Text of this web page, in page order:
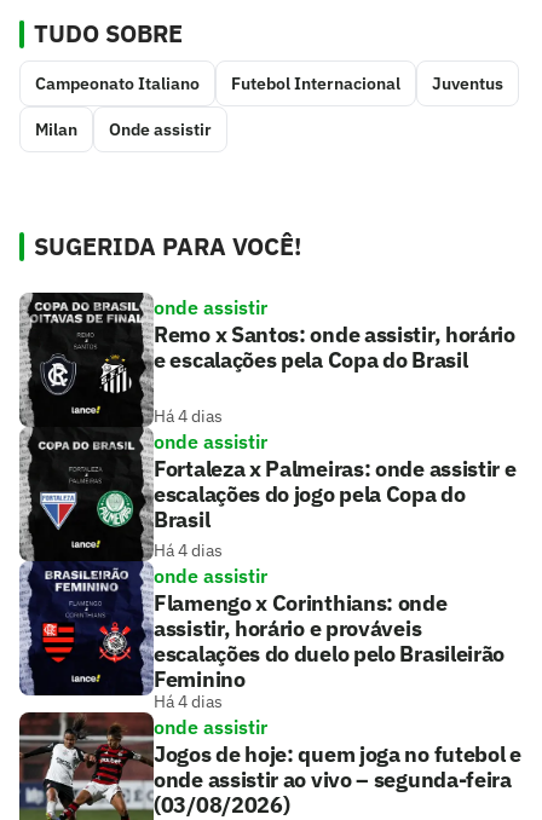
TUDO SOBRE
Campeonato Italiano Futebol Internacional Juventus
Milan Onde assistir
SUGERIDA PARA VOCÊ!
onde assistir
Remo x Santos: onde assistir, horário
e escalações pela Copa do Brasil
Há 4 dias
onde assistir
Fortaleza x Palmeiras: onde assistir e
escalações do jogo pela Copa do
Brasil
Há 4 dias
onde assistir
Flamengo x Corinthians: onde
assistir, horário e prováveis
escalações do duelo pelo Brasileirão
Feminino
Há 4 dias
onde assistir
Jogos de hoje: quem joga no futebol e
onde assistir ao vivo – segunda-feira
(03/08/2026)